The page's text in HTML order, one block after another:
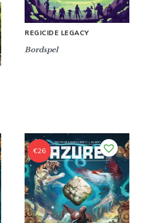
REGICIDE LEGACY
Bordspel
€26